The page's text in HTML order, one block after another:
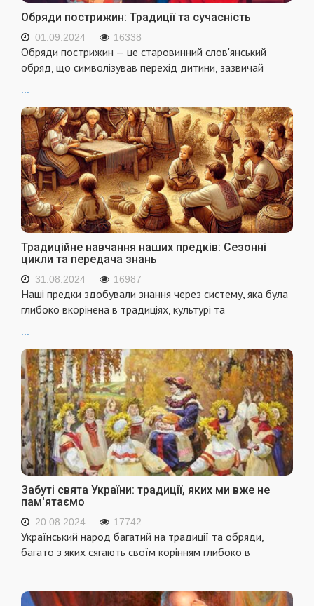
Обряди пострижин: Традиції та сучасність
01.09.2024 16338
Обряди пострижин — це старовинний слов'янський
обряд, що символізував перехід дитини, зазвичай
Традиційне навчання наших предків: Сезонні
цикли та передача знань
31.08.2024 16987
Наші предки здобували знання через систему, яка була
глибоко вкорінена в традиціях, культурі та
...
Забуті свята України: традиції, яких ми вже не
пам'ятаємо
20.08.2024 17742
Український народ багатий на традиції та обряди,
багато з яких сягають своїм корінням глибоко в